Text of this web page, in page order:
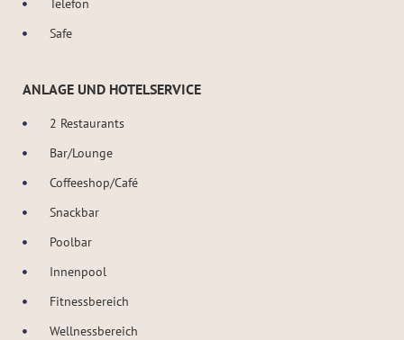
Safe
ANLAGE UND HOTELSERVICE
2 Restaurants
Bar/Lounge
Coffeeshop/Café
Snackbar
Poolbar
Innenpool
Fitnessbereich
Wellnessbereich